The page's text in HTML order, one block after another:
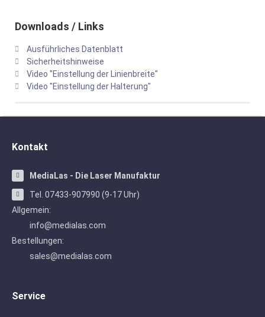
Downloads / Links
Ausführliches Datenblatt
Sicherheitshinweise
Video "Einstellung der Linienbreite"
Video "Einstellung der Halterung"
Kontakt
MediaLas - Die Laser Manufaktur
Tel. 07433-907990 (9-17 Uhr)
Allgemein:
info@medialas.com
Bestellungen:
sales@medialas.com
Service